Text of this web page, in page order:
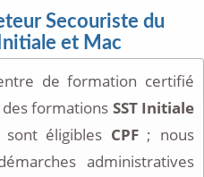
Secouriste du
et Mac
de formation certifié
formations SST Initiale
éligibles CPF; nous
administratives